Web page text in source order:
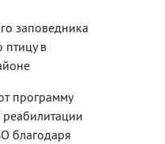
заповедника
птицу в
программу
благодаря